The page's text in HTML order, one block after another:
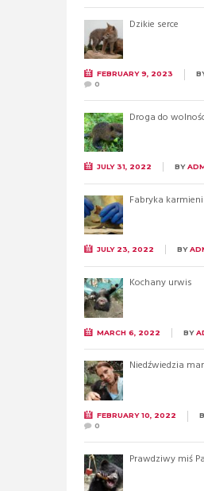
Dzikie serce
FEBRUARY 9, 2023
0
Droga do
JULY 31, 2022 BY
Fabryka
JULY 23, 2022 BY
Kochany urwis
MARCH 6, 2022 BY
Niedźwiedzia
FEBRUARY 10, 2022
0
Prawdziwy miś